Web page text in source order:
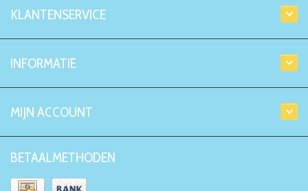
KLANTENSERVICE
INFORMATIE
MIJN ACCOUNT
BETAALMETHODEN